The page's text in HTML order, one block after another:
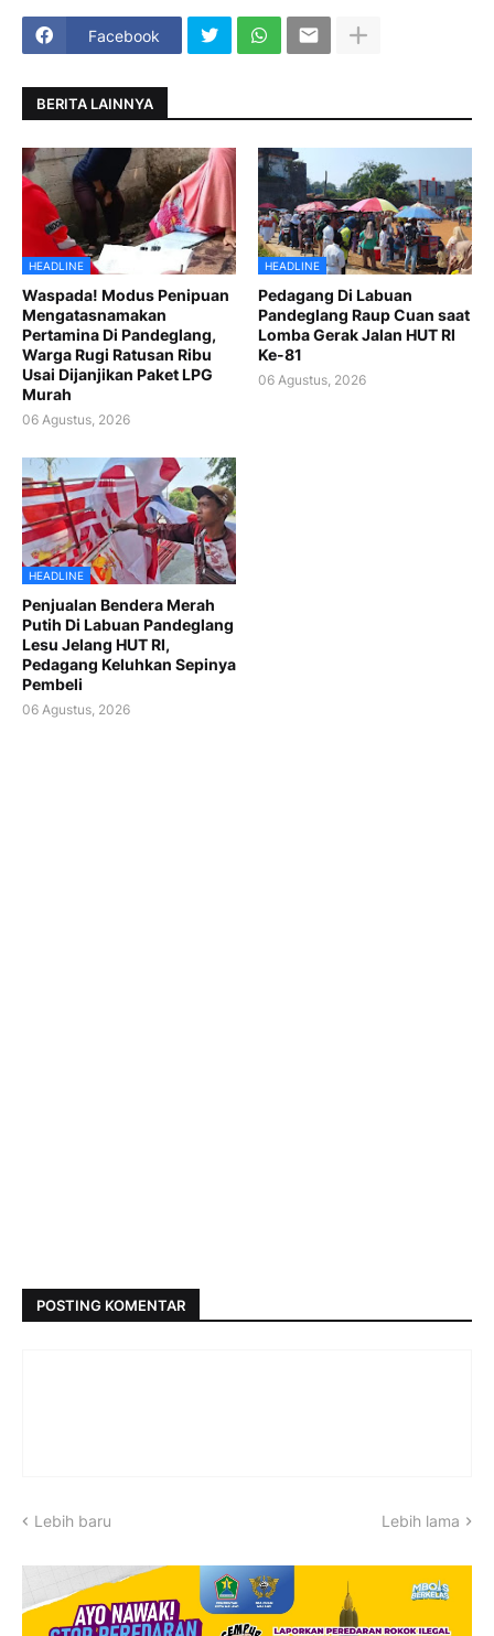
Facebook
BERITA LAINNYA
HEADLINE
Waspada! Modus Penipuan
Mengatasnamakan
Pertamina Di Pandeglang,
Warga Rugi Ratusan Ribu
Usai Dijanjikan Paket LPG
Murah
06 Agustus, 2026
HEADLINE
Pedagang Di Labuan
Pandeglang Raup Cuan saat
Lomba Gerak Jalan HUT RI
Ke-81
06 Agustus, 2026
HEADLINE
Penjualan Bendera Merah
Putih Di Labuan Pandeglang
Lesu Jelang HUT RI,
Pedagang Keluhkan Sepinya
Pembeli
06 Agustus, 2026
POSTING KOMENTAR
Lebih baru Lebih lama